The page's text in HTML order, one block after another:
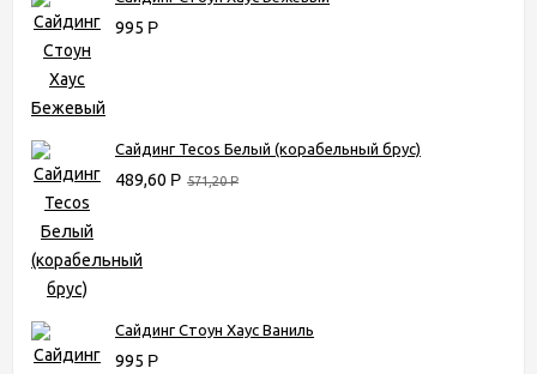
995 Р
Сайдинг Tecos Белый (корабельный брус)
489,60 Р 571,20Р
Сайдинг Стоун Хаус Ваниль
995 Р